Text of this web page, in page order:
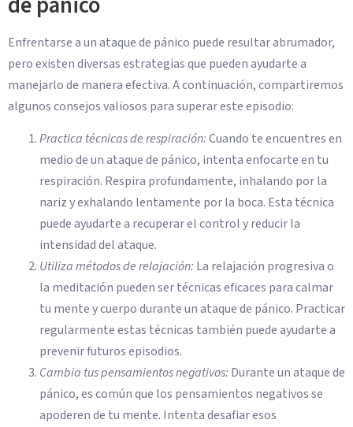
Enfrentarse a un ataque de pánico puede resultar abrumador,
pero existen diversas estrategias que pueden ayudarte a
manejarlo de manera efectiva. A continuación, compartiremos
algunos consejos valiosos para superar este episodio:
Practica técnicas de respiración:Cuando te encuentres en
medio de un ataque de pánico, intenta enfocarte en tu
respiración. Respira profundamente, inhalando por la
nariz y exhalando lentamente por la boca. Esta técnica
puede ayudarte a recuperar el control y reducir la
intensidad del ataque.
Utiliza métodos de relajación:La relajación progresiva o
la meditación pueden ser técnicas eficaces para calmar
tu mente y cuerpo durante un ataque de pánico. Practicar
regularmente estas técnicas también puede ayudarte a
prevenir futuros episodios.
Cambia tus pensamientos negativos:Durante un ataque de
pánico, es común que los pensamientos negativos se
apoderen de tu mente. Intenta desafiar esos